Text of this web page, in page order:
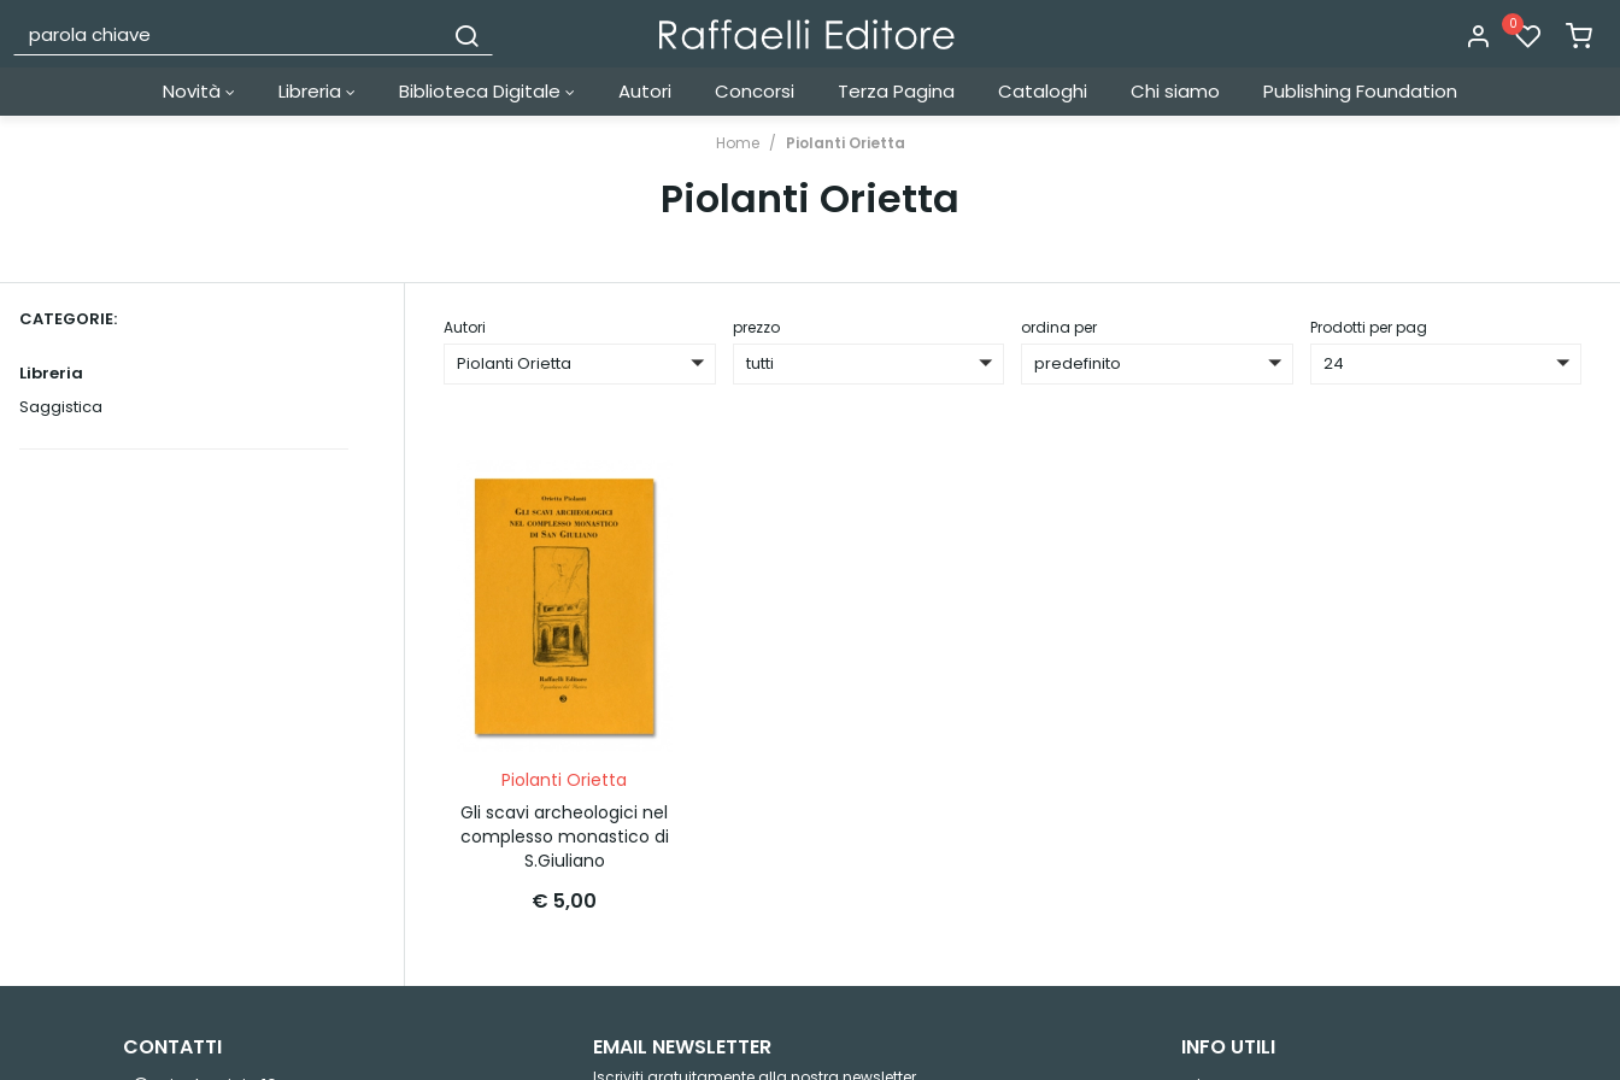
0
Novità Libreria Biblioteca Digitale Autori Concorsi Terza Pagina Cataloghi Chi siamo Publishing Foundation
Home Piolanti Orietta
Piolanti Orietta
CATEGORIE:
Libreria
Saggistica
Autori
Piolanti Orietta
prezzo
tutti
ordina per
predefinito
Prodotti per pag
24
Piolanti Orietta
Gli scavi archeologici nel
complesso monastico di
S.Giuliano
€ 5,00
CONTATTI EMAIL NEWSLETTER INFO UTILI